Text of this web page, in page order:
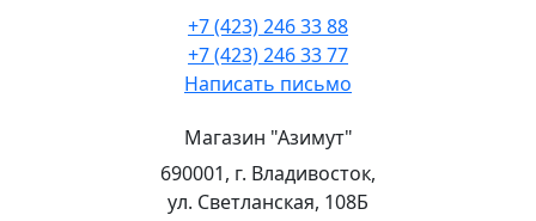
+7 (423) 246 33 88
+7 (423) 246 33 77
Написать письмо
Магазин "Азимут"
690001, г. Владивосток,
ул. Светланская, 108Б